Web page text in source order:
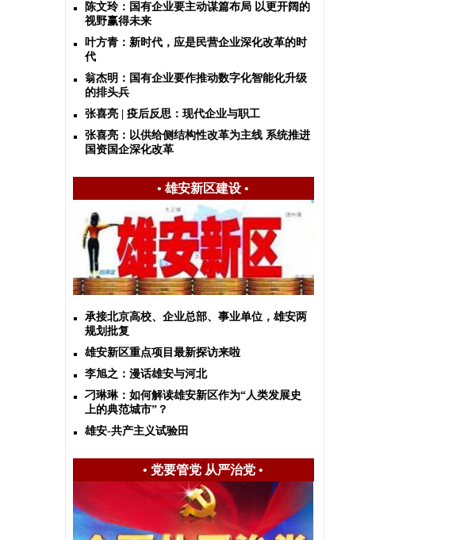
陈文玲：国有企业要主动谋篇布局 以更开阔的
视野赢得未来
叶方青：新时代，应是民营企业深化改革的时
代
翁杰明：国有企业要作推动数字化智能化升级
的排头兵
张喜亮 | 疫后反思：现代企业与职工
张喜亮：以供给侧结构性改革为主线 系统推进
国资国企深化改革
• 雄安新区建设•
承接北京高校、企业总部、事业单位，雄安两
规划批复
雄安新区重点项目最新探访来啦
李旭之：漫话雄安与河北
刁琳琳：如何解读雄安新区作为“人类发展史
上的典范城市”？
雄安-共产主义试验田
• 党要管党 从严治党•